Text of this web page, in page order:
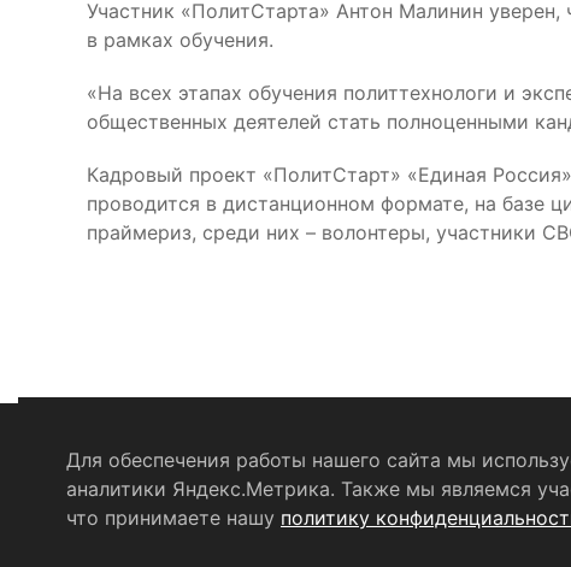
Участник «ПолитСтарта» Антон Малинин
в рамках обучения.
«На всех этапах обучения политтехнологи и
общественных деятелей стать полноценными
Кадровый проект «ПолитСтарт» «Единая
проводится в дистанционном формате, на базе
праймериз, среди них – волонтеры, участники
Политика конфиденциальности Согласие на
© 2004 - 2026 Сетевое издание Щёлковское ТВ.
Для обеспечения работы нашего сайта мы
аналитики Яндекс.Метрика. Также мы являемся
что принимаете нашу политику